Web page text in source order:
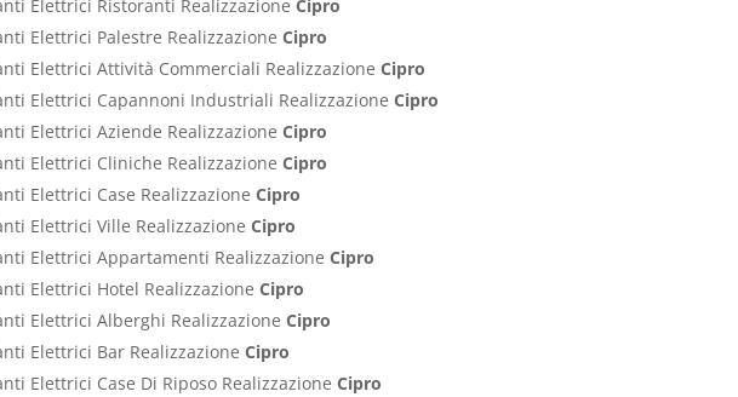
Elettrici Ristoranti Realizzazione Cipro
Elettrici Palestre Realizzazione Cipro
Elettrici Attività Commerciali Realizzazione Cipro
Elettrici Capannoni Industriali Realizzazione Cipro
Elettrici Aziende Realizzazione Cipro
Elettrici Cliniche Realizzazione Cipro
Elettrici Case Realizzazione Cipro
Elettrici Ville Realizzazione Cipro
Elettrici Appartamenti Realizzazione Cipro
Elettrici Hotel Realizzazione Cipro
Elettrici Alberghi Realizzazione Cipro
Elettrici Bar Realizzazione Cipro
Elettrici Case Di Riposo Realizzazione Cipro